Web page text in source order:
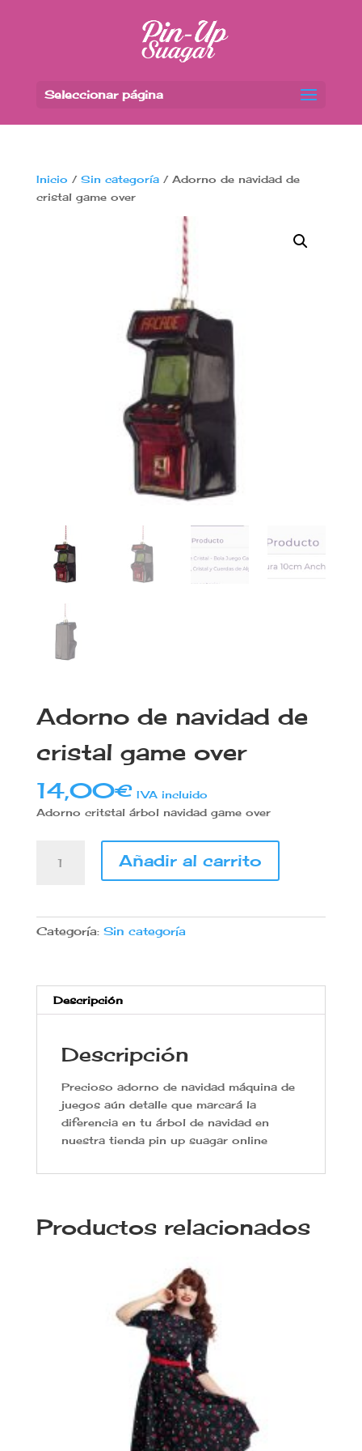
Seleccionar página
Inicio / Sin categoría/ Adorno de navidad de
cristal game over
Adorno de navidad de
cristal game over
14,00€ IVA incluido
Adorno critstal árbol navidad game over
cristal
game
Añadir al carrito
Categoría: Sin categoría
Descripción
Descripción
Precioso adorno de navidad máquina de
juegos aún detalle que marcará la
diferencia en tu árbol de navidad en
nuestra tienda pin up suagar online
Productos relacionados